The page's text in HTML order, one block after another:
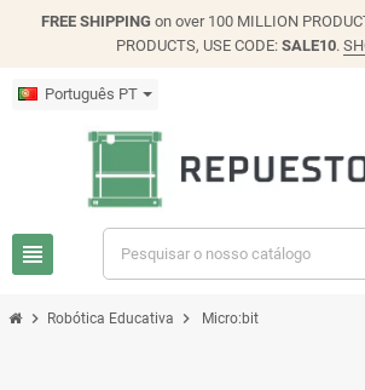
FREE SHIPPING on over 100 MILLION
PRODUCTS, USE CODE: SALE10.
Português PT
view_headline
chevron_right Robótica Educativa chevron_right Micro:bit